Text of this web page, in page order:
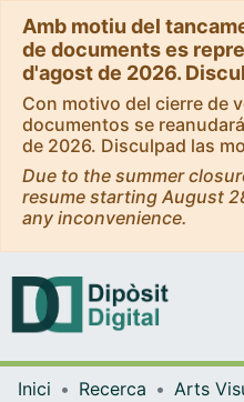
Amb motiu del
de documents es
d'agost de 2026.
Con motivo del cierre de
documentos se
de 2026. Disculpad las
Due to the summer
resume starting August
any inconvenience.
Inici Recerca
Arts